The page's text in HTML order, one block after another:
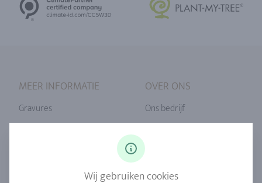
MEER INFORMATIE
Gravures
OVER ONS
Ons bedrijf
Onze kwaliteit
Wij gebruiken cookies